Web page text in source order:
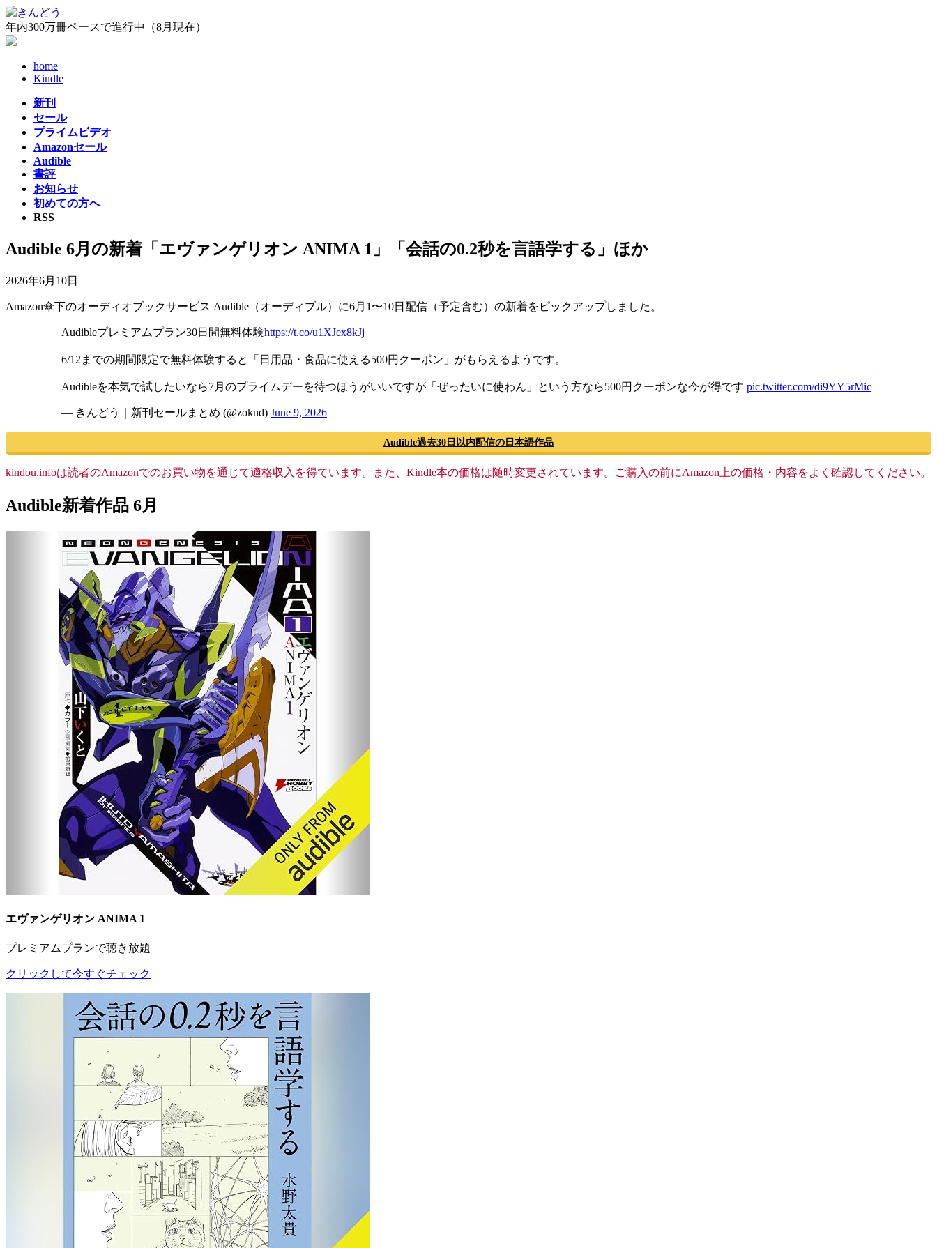
コ
ン
テ
ナ
ビ
ゲ
年内300万冊ペースで進行中（8月現在）
home
Kindle
新刊
セール
プライムビデオ
Amazonセール
Audible
書評
お知らせ
初めての方へ
RSS
Audible 6月の新着「エヴァンゲリオン ANIMA 1」「会話の0.2秒を言語学する」ほか
2026年6月10日
Amazon傘下のオーディオブックサービス Audible（オーディブル）に6月1〜10日配信（予定含む）の新着をピックアップしました。
Audibleプレミアムプラン30日間無料体験https://t.co/u1XJex8kJj
6/12までの期間限定で無料体験すると「日用品・食品に使える500円クーポン」がもらえるようです。
Audibleを本気で試したいなら7月のプライムデーを待つほうがいいですが「ぜったいに使わん」という方なら500円クーポンな今が得です pic.twitter.com/di9YY5rMic
— きんどう｜新刊セールまとめ (@zoknd) June 9, 2026
Audible過去30日以内配信の日本語作品
kindou.infoは読者のAmazonでのお買い物を通じて適格収入を得ています。また、Kindle本の価格は随時変更されています。ご購入の前にAmazon上の価格・内容をよく確認してください。
Audible新着作品 6月
エヴァンゲリオン ANIMA 1
プレミアムプランで聴き放題
クリックして今すぐチェック